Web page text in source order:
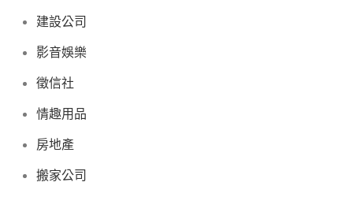
建設公司
影音娛樂
徵信社
情趣用品
房地產
搬家公司